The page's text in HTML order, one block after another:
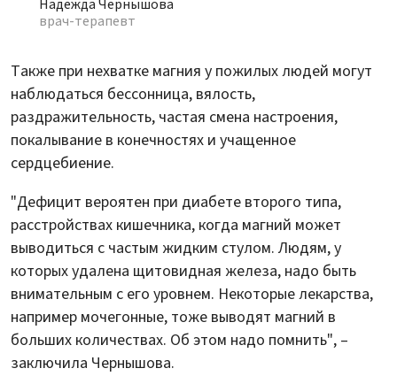
Надежда Чернышова
врач-терапевт
Также при нехватке магния у пожилых людей могут
наблюдаться бессонница, вялость,
раздражительность, частая смена настроения,
покалывание в конечностях и учащенное
сердцебиение.
"Дефицит вероятен при диабете второго типа,
расстройствах кишечника, когда магний может
выводиться с частым жидким стулом. Людям, у
которых удалена щитовидная железа, надо быть
внимательным с его уровнем. Некоторые лекарства,
например мочегонные, тоже выводят магний в
больших количествах. Об этом надо помнить", –
заключила Чернышова.